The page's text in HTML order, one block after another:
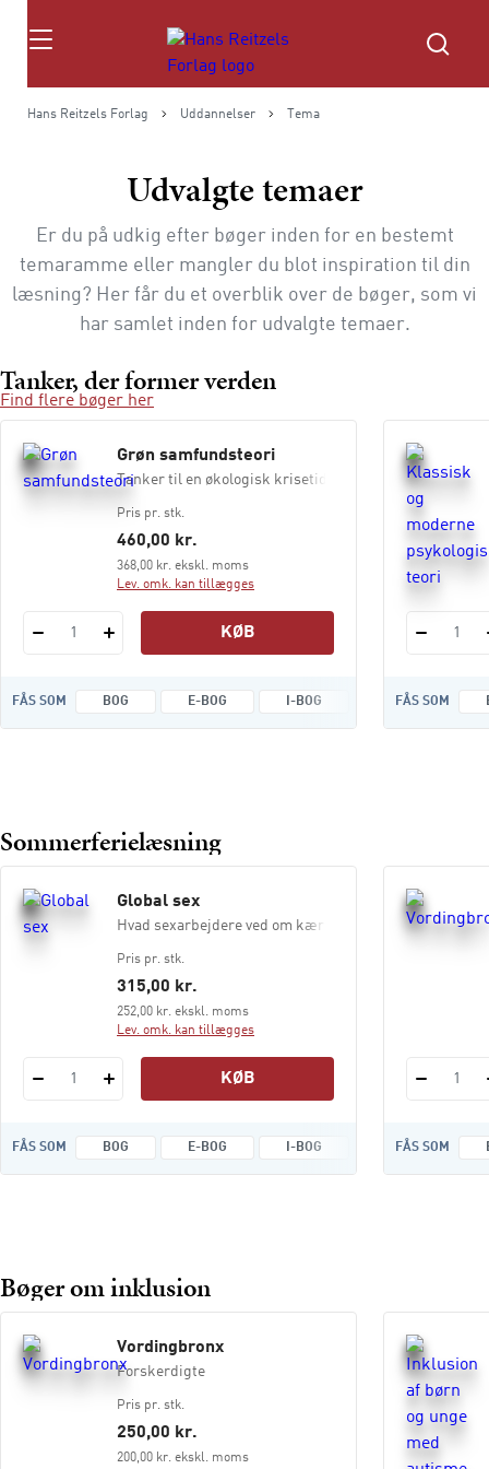
Søg
Hans Reitzels Forlag Uddannelser Tema
Udvalgte temaer
Er du på udkig efter bøger inden for en bestemt
temaramme eller mangler du blot inspiration til din
læsning? Her får du et overblik over de bøger, som vi
har samlet inden for udvalgte temaer.
Tanker, der former verden
Find flere bøger her
Grøn samfundsteori
Tanker til en økologisk krisetid
Pris pr. stk.
460,00 kr.
368,00 kr. ekskl. moms
Lev. omk. kan tillægges
1 KØB
FÅS SOM BOG E-BOG I-BOG
1
FÅS SOM
Sommerferielæsning
Global sex
Hvad sexarbejdere ved om kærlighed og kapitalisme
Pris pr. stk.
315,00 kr.
252,00 kr. ekskl. moms
Lev. omk. kan tillægges
1 KØB
FÅS SOM BOG E-BOG I-BOG LYDFILER
1
FÅS SOM
Bøger om inklusion
Vordingbronx
Forskerdigte
Pris pr. stk.
250,00 kr.
200,00 kr. ekskl. moms